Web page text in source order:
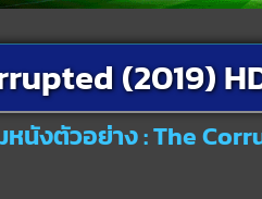
(2019)
นังตัวอย่าง : The